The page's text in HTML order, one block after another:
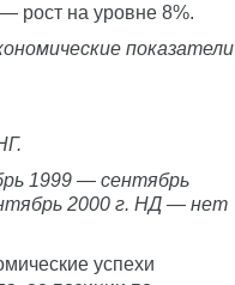
рост на уровне 8%.
показатели
1999 — сентябрь
2000 г. НД — нет
успехи